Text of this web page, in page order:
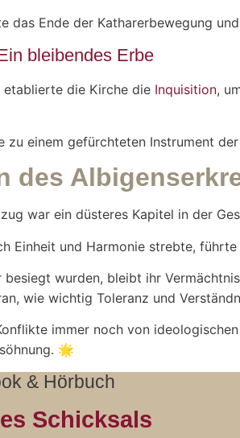
das Ende der Katharerbewegung
bleibendes Erbe
etablierte die Kirche die Inquisition,
zu einem gefürchteten Instrument
des
war ein düsteres Kapitel in der
Einheit und Harmonie strebte,
besiegt wurden, bleibt ihr
wie wichtig Toleranz und
immer noch von
🌟
& Hörbuch
Schicksals